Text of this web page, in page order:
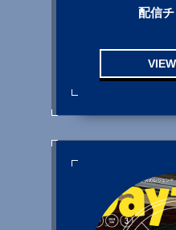
配信チ